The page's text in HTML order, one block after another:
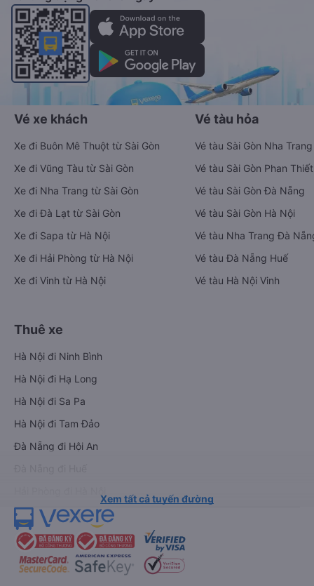
Vé xe khách
Xe đi Buôn Mê Thuột từ Sài Gòn
Xe đi Vũng Tàu từ Sài Gòn
Xe đi Nha Trang từ Sài Gòn
Xe đi Đà Lạt từ Sài Gòn
Xe đi Sapa từ Hà Nội
Xe đi Hải Phòng từ Hà Nội
Xe đi Vinh từ Hà Nội
Vé tàu hỏa
Vé tàu Sài Gòn Nha Trang
Vé tàu Sài Gòn Phan Thiết
Vé tàu Sài Gòn Đà Nẵng
Vé tàu Sài Gòn Hà Nội
Vé tàu Nha Trang Đà
Vé tàu Đà Nẵng Huế
Vé tàu Hà Nội Vinh
Thuê xe
Hà Nội đi Ninh Bình
Hà Nội đi Hạ Long
Hà Nội đi Sa Pa
Hà Nội đi Tam Đảo
Đà Nẵng đi Hội An
Xem tất cả tuyến đường